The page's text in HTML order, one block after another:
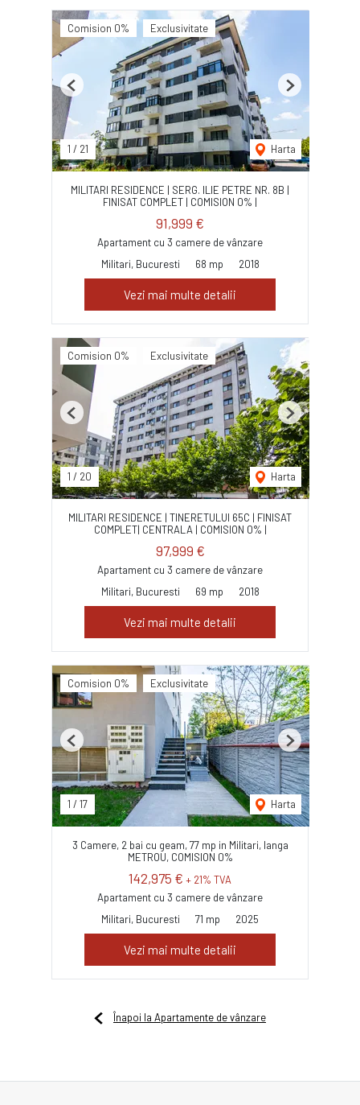
Comision 0% Exclusivitate
1 / 21 Harta
Previous Next
MILITARI RESIDENCE | SERG. ILIE PETRE NR. 8B |
FINISAT COMPLET | COMISION 0% |
91,999 €
Apartament cu 3 camere de vânzare
Militari, Bucuresti
68 mp 2018
Vezi mai multe detalii
Comision 0% Exclusivitate
1 / 20 Harta
Previous Next
MILITARI RESIDENCE | TINERETULUI 65C | FINISAT
COMPLET| CENTRALA | COMISION 0% |
97,999 €
Apartament cu 3 camere de vânzare
Militari, Bucuresti
69 mp 2018
Vezi mai multe detalii
Comision 0% Exclusivitate
1 / 17 Harta
Previous Next
3 Camere, 2 bai cu geam, 77 mp in Militari, langa
METROU, COMISION 0%
142,975 € + 21% TVA
Apartament cu 3 camere de vânzare
Militari, Bucuresti
71 mp 2025
Vezi mai multe detalii
Înapoi la Apartamente de vânzare